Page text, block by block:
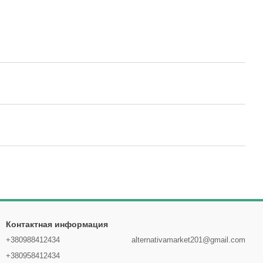
Контактная информация
+380988412434
+380958412434
alternativamarket201@gmail.com